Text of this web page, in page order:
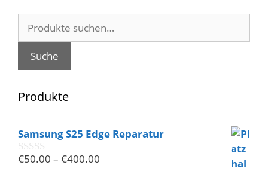
nach:
Suche
Produkte
Samsung S25 Edge Reparatur
0
€50.00 – €400.00